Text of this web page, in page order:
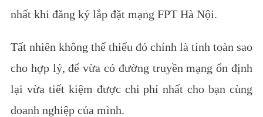
nhất khi đăng ký lắp đặt mạng FPT Hà Nội.
Tất nhiên không thể thiếu đó chính là tính toàn sao
cho hợp lý, để vừa có đường truyền mạng ổn định
lại vừa tiết kiệm được chi phí nhất cho bạn cùng
doanh nghiệp của mình.